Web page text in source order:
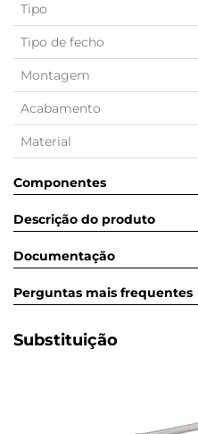
Tipo
Tipo de fecho
Montagem
Acabamento
Material
Componentes
Descrição do produto
Documentação
Perguntas mais frequentes
Substituição